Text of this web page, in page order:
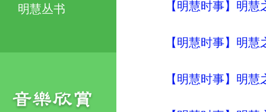
明慧丛书
【明慧时事】明
【明慧时事】明
【明慧时事】明